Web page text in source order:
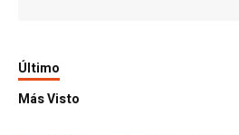
Último
Más Visto